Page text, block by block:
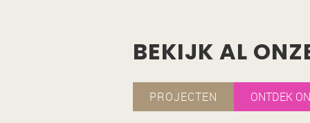
BEKIJK AL
PROJECTEN ONTDEK